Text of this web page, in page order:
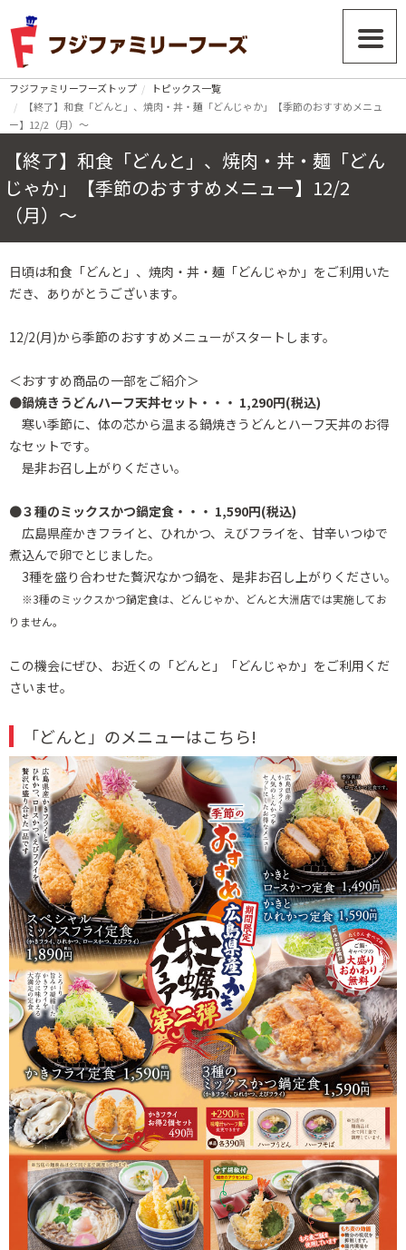
フジファミリーフーズトップ
トピックス一覧
【終了】和食「どんと」、焼肉・丼・麺「どんじゃか」【季節のおすすめメニュ
ー】12/2（月）～
【終了】和食「どんと」、焼肉・丼・麺「どん
じゃか」【季節のおすすめメニュー】12/2
（月）～
日頃は和食「どんと」、焼肉・丼・麺「どんじゃか」をご利用いた
だき、ありがとうございます。
12/2(月)から季節のおすすめメニューがスタートします。
＜おすすめ商品の一部をご紹介＞
●鍋焼きうどんハーフ天丼セット・・・ 1,290円(税込)
寒い季節に、体の芯から温まる鍋焼きうどんとハーフ天丼のお得
なセットです。
是非お召し上がりください。
●３種のミックスかつ鍋定食・・・ 1,590円(税込)
広島県産かきフライと、ひれかつ、えびフライを、甘辛いつゆで
煮込んで卵でとじました。
3種を盛り合わせた贅沢なかつ鍋を、是非お召し上がりください。
※3種のミックスかつ鍋定食は、どんじゃか、どんと大洲店では実施してお
りません。
この機会にぜひ、お近くの「どんと」「どんじゃか」をご利用くだ
さいませ。
「どんと」のメニューはこちら!